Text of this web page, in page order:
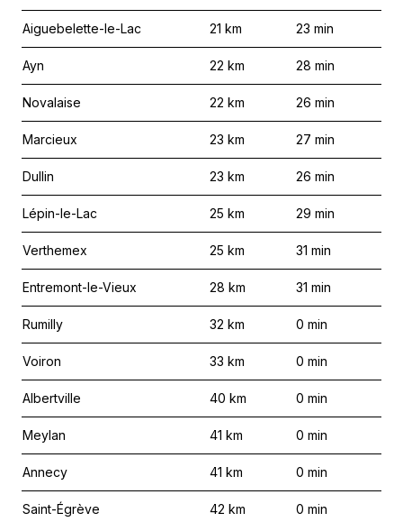
Aiguebelette-le-Lac 21 km 23 min
Ayn 22 km 28 min
Novalaise 22 km 26 min
Marcieux 23 km 27 min
Dullin 23 km 26 min
Lépin-le-Lac 25 km 29 min
Verthemex 25 km 31 min
Entremont-le-Vieux 28 km 31 min
Rumilly 32 km 0 min
Voiron 33 km 0 min
Albertville 40 km 0 min
Meylan 41 km 0 min
Annecy 41 km 0 min
Saint-Égrève 42 km 0 min